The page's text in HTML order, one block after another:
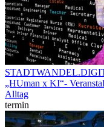
„HUman x KI“-
Alltag
termin